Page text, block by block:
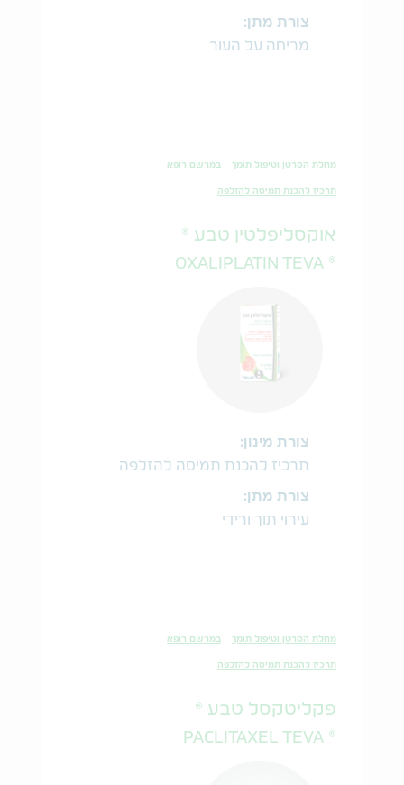
צורת מתן:
מריחה על העור
מחלת הסרטן וטיפול תומך במרשם רופא
תרכיז להכנת תמיסה להזלפה
אוקסליפלטין טבע ®
® OXALIPLATIN TEVA
צורת מינון:
תרכיז להכנת תמיסה להזלפה
צורת מתן:
עירוי תוך ורידי
מחלת הסרטן וטיפול תומך במרשם רופא
תרכיז להכנת תמיסה להזלפה
פקליטקסל טבע ®
® PACLITAXEL TEVA